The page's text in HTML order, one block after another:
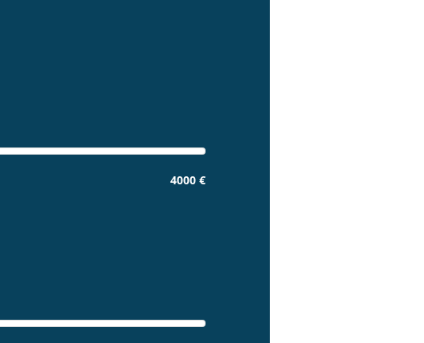
4000 €